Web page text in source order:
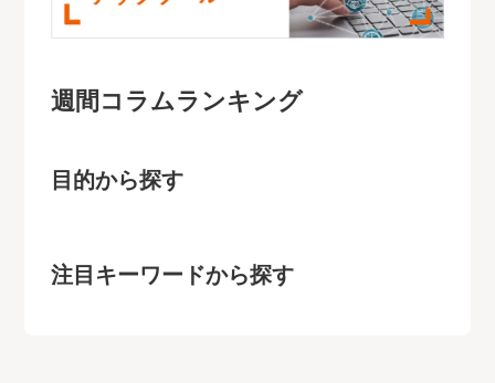
週間コラムランキング
目的から探す
注目キーワードから探す